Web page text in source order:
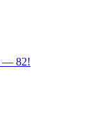
— 82!